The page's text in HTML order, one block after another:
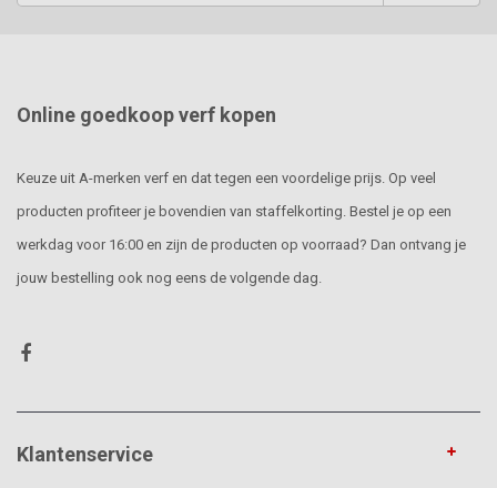
Online goedkoop verf kopen
Keuze uit A-merken verf en dat tegen een voordelige prijs. Op veel
producten profiteer je bovendien van staffelkorting. Bestel je op een
werkdag voor 16:00 en zijn de producten op voorraad? Dan ontvang je
jouw bestelling ook nog eens de volgende dag.
Klantenservice